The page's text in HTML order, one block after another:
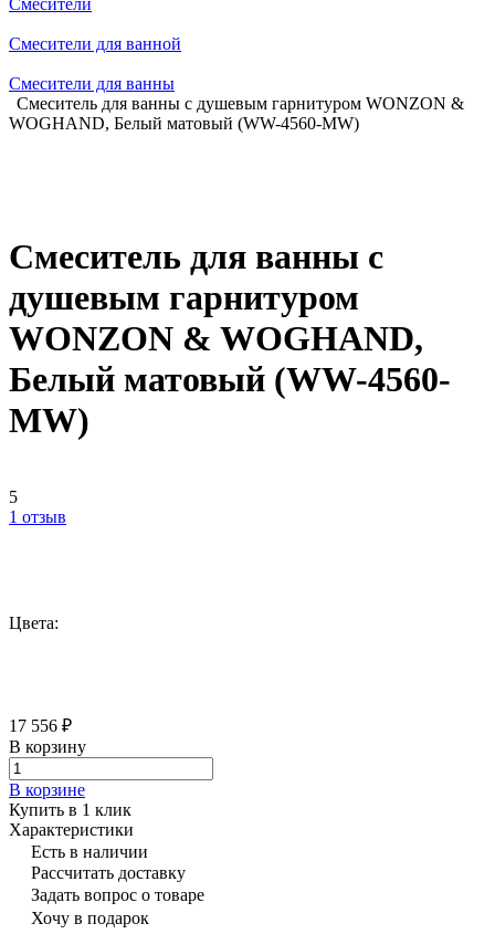
Смесители
Смесители для ванной
Смесители для ванны
Смеситель для ванны с душевым гарнитуром WONZON &
WOGHAND, Белый матовый (WW-4560-MW)
Смеситель для ванны с
душевым гарнитуром
WONZON & WOGHAND,
Белый матовый (WW-4560-
MW)
5
1 отзыв
Цвета:
17 556 ₽
В корзину
В корзине
Купить в 1 клик
Характеристики
Есть в наличии
Рассчитать доставку
Задать вопрос о товаре
Хочу в подарок